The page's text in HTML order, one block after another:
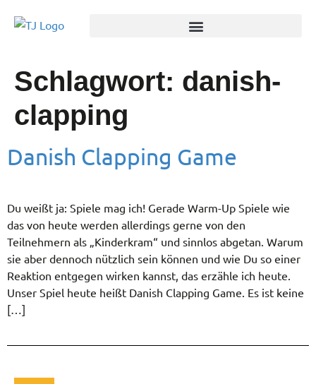
Schlagwort: danish-
clapping
Danish Clapping Game
Du weißt ja: Spiele mag ich! Gerade Warm-Up Spiele wie
das von heute werden allerdings gerne von den
Teilnehmern als „Kinderkram“ und sinnlos abgetan. Warum
sie aber dennoch nützlich sein können und wie Du so einer
Reaktion entgegen wirken kannst, das erzähle ich heute.
Unser Spiel heute heißt Danish Clapping Game. Es ist keine
[…]